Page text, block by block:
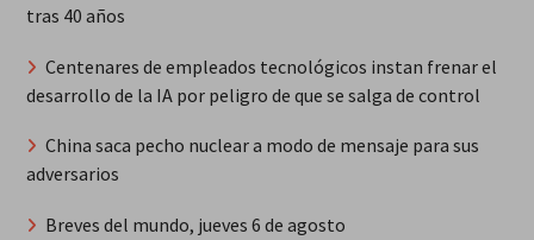
tras 40 años
Centenares de empleados tecnológicos instan frenar el
desarrollo de la IA por peligro de que se salga de control
China saca pecho nuclear a modo de mensaje para sus
adversarios
Breves del mundo, jueves 6 de agosto